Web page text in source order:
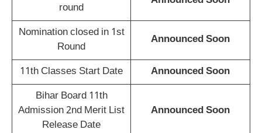
round
Nomination closed in 1st
Round
Announced Soon
11th Classes Start Date
Announced Soon
Bihar Board 11th
Admission 2nd Merit List
Release Date
Announced Soon